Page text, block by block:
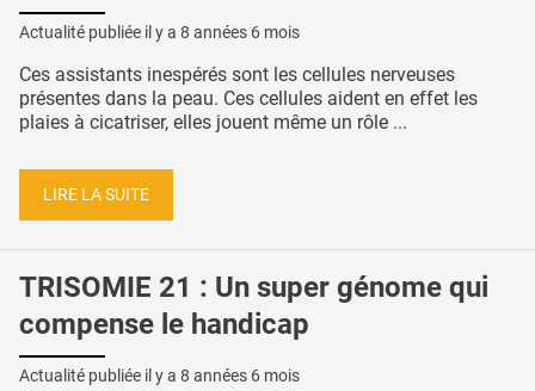
Actualité publiée il y a 8 années 6 mois
Ces assistants inespérés sont les cellules nerveuses
présentes dans la peau. Ces cellules aident en effet les
plaies à cicatriser, elles jouent même un rôle ...
LIRE LA SUITE
TRISOMIE 21 : Un super génome qui
compense le handicap
Actualité publiée il y a 8 années 6 mois